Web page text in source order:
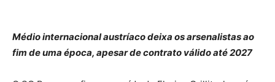
Médio internacional austríaco deixa os arsenalistas ao
fim de uma época, apesar de contrato válido até 2027